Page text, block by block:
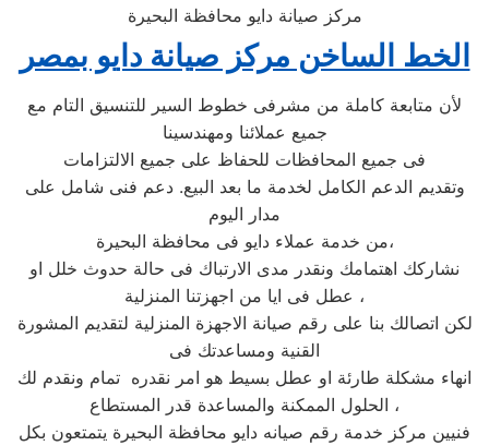
مركز صيانة دايو محافظة البحيرة
الخط الساخن مركز صيانة دايو بمصر
لأن متابعة كاملة من مشرفى خطوط السير للتنسيق التام مع
جميع عملائنا ومهندسينا
فى جميع المحافظات للحفاظ على جميع الالتزامات
وتقديم الدعم الكامل لخدمة ما بعد البيع. دعم فنى شامل على
مدار اليوم
من خدمة عملاء دايو فى محافظة البحيرة،
نشاركك اهتمامك ونقدر مدى الارتباك فى حالة حدوث خلل او
عطل فى ايا من اجهزتنا المنزلية ،
لكن اتصالك بنا على رقم صيانة الاجهزة المنزلية لتقديم المشورة
القنية ومساعدتك فى
انهاء مشكلة طارئة او عطل بسيط هو امر نقدره تمام ونقدم لك
الحلول الممكنة والمساعدة قدر المستطاع ،
فنيين مركز خدمة رقم صيانه دايو محافظة البحيرة يتمتعون بكل